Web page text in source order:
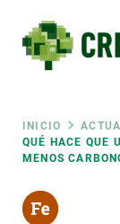
contenido
principal
Ruta
de
INICIO
QUÉ HACE QUE
MENOS
RRSS